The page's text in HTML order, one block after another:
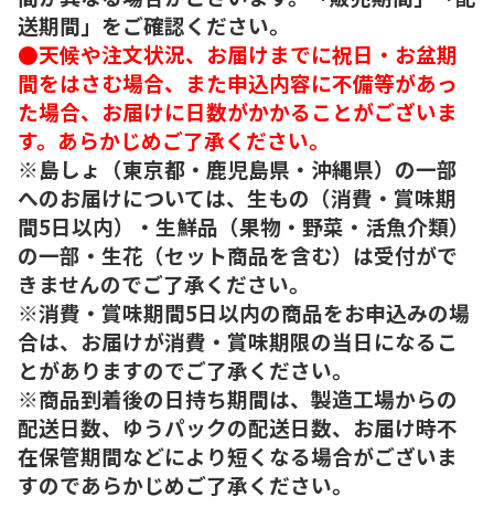
送期間」をご確認ください。
●天候や注文状況、お届けまでに祝日・お盆期
間をはさむ場合、また申込内容に不備等があっ
た場合、お届けに日数がかかることがございま
す。あらかじめご了承ください。
※島しょ（東京都・鹿児島県・沖縄県）の一部
へのお届けについては、生もの（消費・賞味期
間5日以内）・生鮮品（果物・野菜・活魚介類）
の一部・生花（セット商品を含む）は受付がで
きませんのでご了承ください。
※消費・賞味期間5日以内の商品をお申込みの場
合は、お届けが消費・賞味期限の当日になるこ
とがありますのでご了承ください。
※商品到着後の日持ち期間は、製造工場からの
配送日数、ゆうパックの配送日数、お届け時不
在保管期間などにより短くなる場合がございま
すのであらかじめご了承ください。